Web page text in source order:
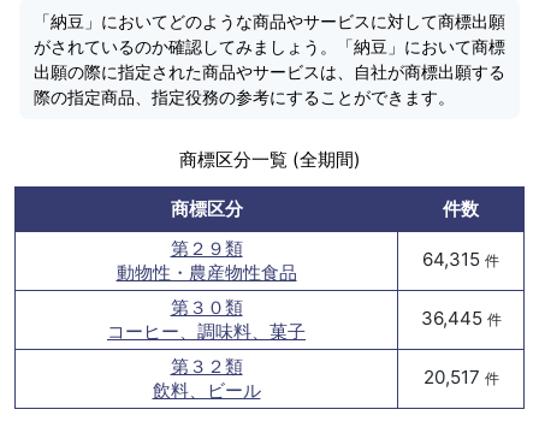
「納豆」においてどのような商品やサービスに対して商標出願
がされているのか確認してみましょう。「納豆」において商標
出願の際に指定された商品やサービスは、自社が商標出願する
際の指定商品、指定役務の参考にすることができます。
商標区分一覧 (全期間)
商標区分
件数
第２９類
動物性・農産物性食品
64,315 件
第３０類
コーヒー、調味料、菓子
36,445 件
第３２類
飲料、ビール
20,517 件